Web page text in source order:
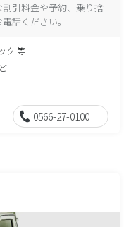
引料金や予約、乗り捨
話ください。
ク 等
0566-27-0100